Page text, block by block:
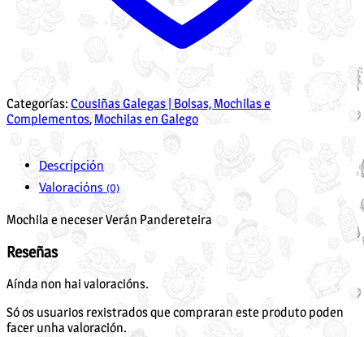
Categorías: Cousiñas Galegas | Bolsas, Mochilas e
Complementos, Mochilas en Galego
Descripción
Valoracións (0)
Mochila e neceser Verán Pandereteira
Reseñas
Aínda non hai valoracións.
Só os usuarios rexistrados que compraran este produto poden
facer unha valoración.